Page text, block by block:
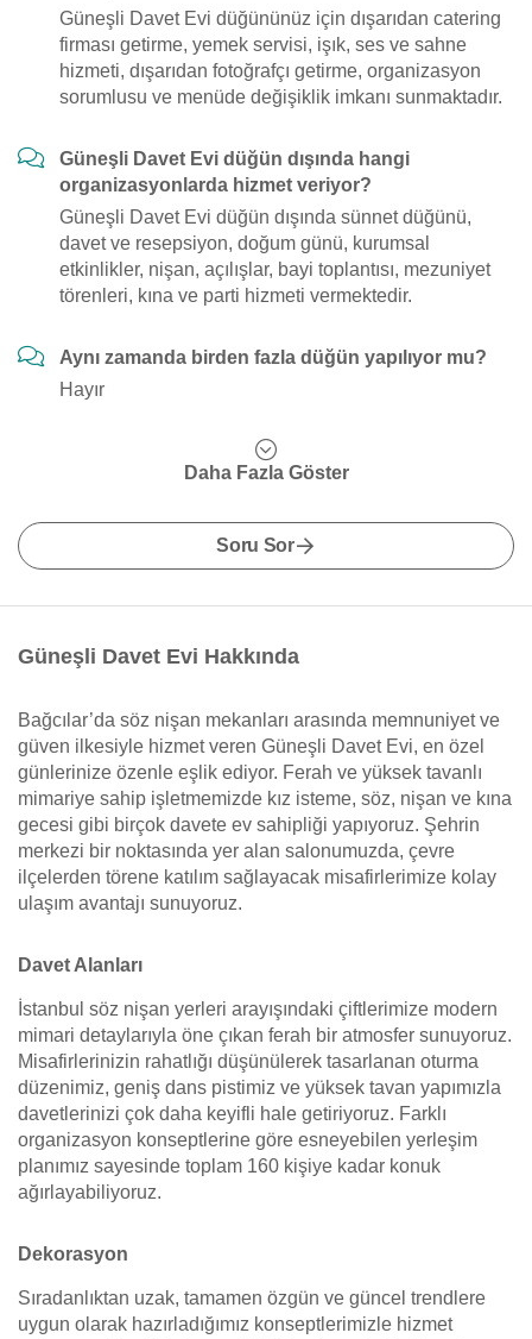
Güneşli Davet Evi düğününüz için dışarıdan catering
firması getirme, yemek servisi, işık, ses ve sahne
hizmeti, dışarıdan fotoğrafçı getirme, organizasyon
sorumlusu ve menüde değişiklik imkanı sunmaktadır.
Güneşli Davet Evi düğün dışında hangi
organizasyonlarda hizmet veriyor?
Güneşli Davet Evi düğün dışında sünnet düğünü,
davet ve resepsiyon, doğum günü, kurumsal
etkinlikler, nişan, açılışlar, bayi toplantısı, mezuniyet
törenleri, kına ve parti hizmeti vermektedir.
Aynı zamanda birden fazla düğün yapılıyor mu?
Hayır
Daha Fazla Göster
Soru Sor
Güneşli Davet Evi Hakkında
Bağcılar’da söz nişan mekanları arasında memnuniyet ve
güven ilkesiyle hizmet veren Güneşli Davet Evi, en özel
günlerinize özenle eşlik ediyor. Ferah ve yüksek tavanlı
mimariye sahip işletmemizde kız isteme, söz, nişan ve kına
gecesi gibi birçok davete ev sahipliği yapıyoruz. Şehrin
merkezi bir noktasında yer alan salonumuzda, çevre
ilçelerden törene katılım sağlayacak misafirlerimize kolay
ulaşım avantajı sunuyoruz.
Davet Alanları
İstanbul söz nişan yerleri arayışındaki çiftlerimize modern
mimari detaylarıyla öne çıkan ferah bir atmosfer sunuyoruz.
Misafirlerinizin rahatlığı düşünülerek tasarlanan oturma
düzenimiz, geniş dans pistimiz ve yüksek tavan yapımızla
davetlerinizi çok daha keyifli hale getiriyoruz. Farklı
organizasyon konseptlerine göre esneyebilen yerleşim
planımız sayesinde toplam 160 kişiye kadar konuk
ağırlayabiliyoruz.
Dekorasyon
Sıradanlıktan uzak, tamamen özgün ve güncel trendlere
uygun olarak hazırladığımız konseptlerimizle hizmet